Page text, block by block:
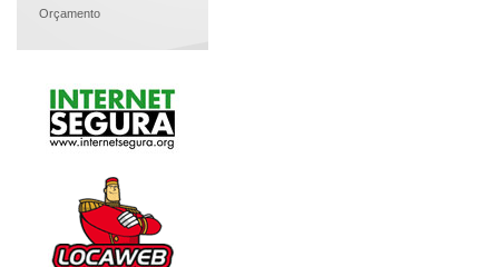
Orçamento